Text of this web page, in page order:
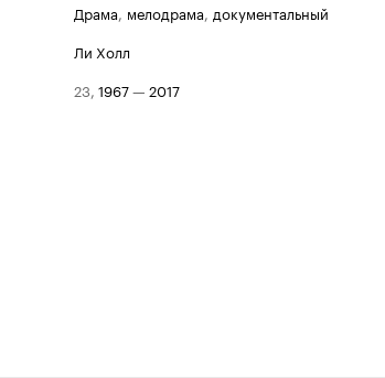
драма, мелодрама, документальный
Ли Холл
23, 1967— 2017